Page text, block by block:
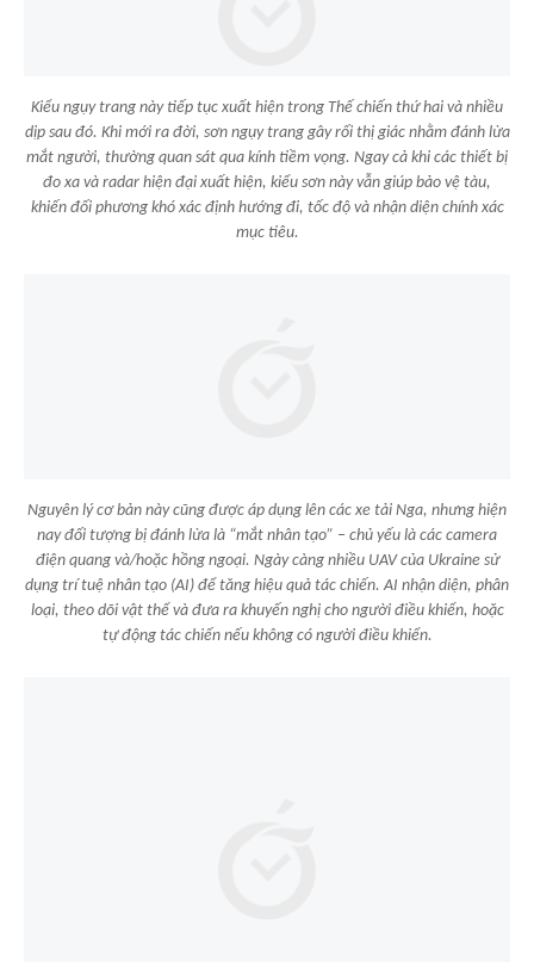
Kiểu ngụy trang này tiếp tục xuất hiện trong Thế chiến thứ hai và nhiều
dịp sau đó. Khi mới ra đời, sơn ngụy trang gây rối thị giác nhằm đánh lừa
mắt người, thường quan sát qua kính tiềm vọng. Ngay cả khi các thiết bị
đo xa và radar hiện đại xuất hiện, kiểu sơn này vẫn giúp bảo vệ tàu,
khiến đối phương khó xác định hướng đi, tốc độ và nhận diện chính xác
mục tiêu.
Nguyên lý cơ bản này cũng được áp dụng lên các xe tải Nga, nhưng hiện
nay đối tượng bị đánh lừa là “mắt nhân tạo” – chủ yếu là các camera
điện quang và/hoặc hồng ngoại. Ngày càng nhiều UAV của Ukraine sử
dụng trí tuệ nhân tạo (AI) để tăng hiệu quả tác chiến. AI nhận diện, phân
loại, theo dõi vật thể và đưa ra khuyến nghị cho người điều khiển, hoặc
tự động tác chiến nếu không có người điều khiển.